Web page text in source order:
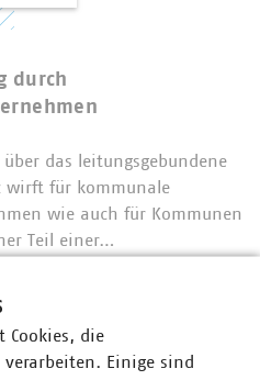
durch
das leitungsgebundene
wirft für kommunale
wie auch für Kommunen
Teil einer…
Cookies, die
verarbeiten. Einige sind